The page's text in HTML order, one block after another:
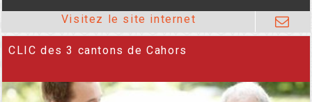
CLIC des 3 cantons de Cahors